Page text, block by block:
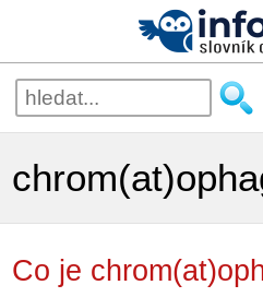
Co je